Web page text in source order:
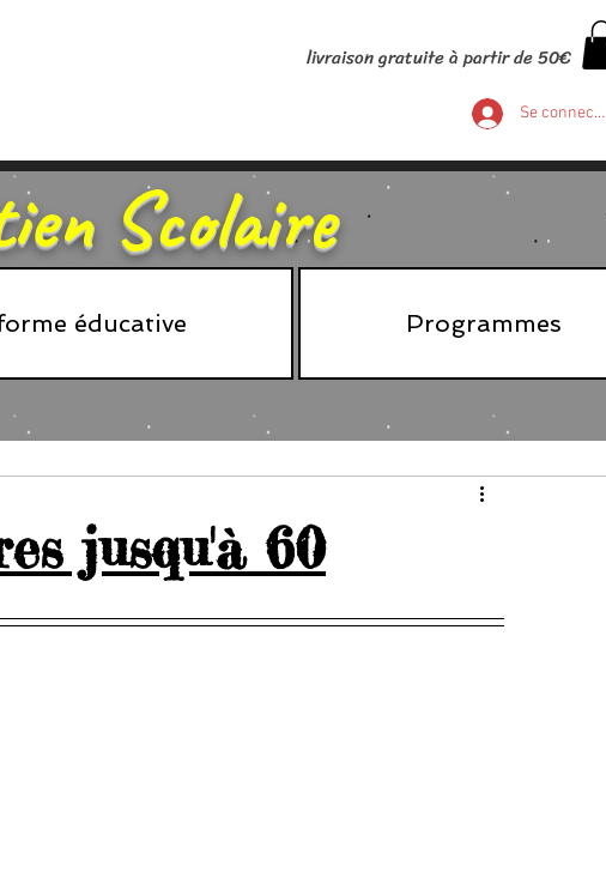
livraison gratuite à partir de 50€
Se connecter
Scolaire
éducative Programmes
jusqu'à 60